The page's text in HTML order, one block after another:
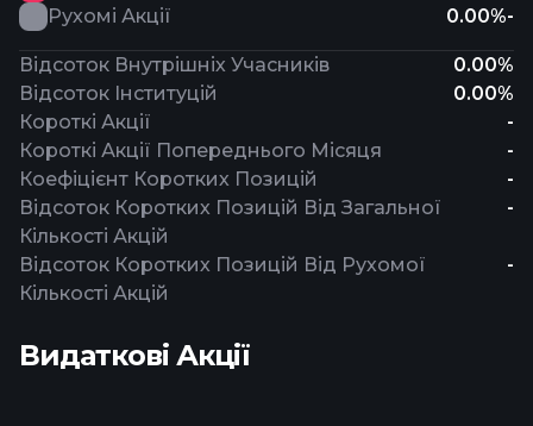
Рухомі Акції
0.00%-
Відсоток Внутрішніх Учасників
0.00%
Відсоток Інституцій
0.00%
Короткі Акції
-
Короткі Акції Попереднього Місяця
-
Коефіцієнт Коротких Позицій
-
Відсоток Коротких Позицій Від Загальної
Кількості Акцій
-
Відсоток Коротких Позицій Від Рухомої
Кількості Акцій
-
Видаткові Акції